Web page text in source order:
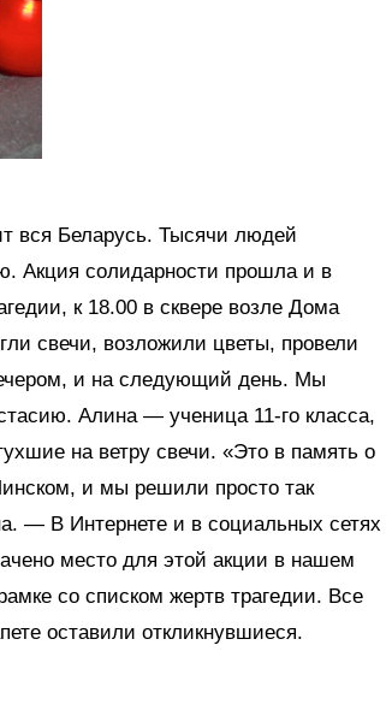
вся Беларусь. Тысячи людей
Акция солидарности прошла и в
к 18.00 в сквере возле Дома
свечи, возложили цветы, провели
и на следующий день. Мы
Алина — ученица 11-го класса,
на ветру свечи. «Это в память о
и мы решили просто так
— В Интернете и в социальных сетях
место для этой акции в нашем
со списком жертв трагедии. Все
оставили откликнувшиеся.